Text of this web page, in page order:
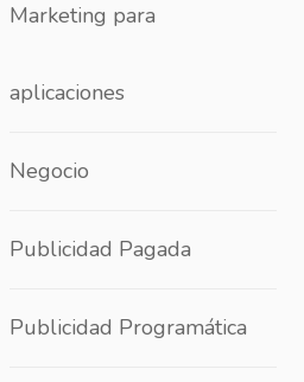
Marketing para
aplicaciones
Negocio
Publicidad Pagada
Publicidad Programática